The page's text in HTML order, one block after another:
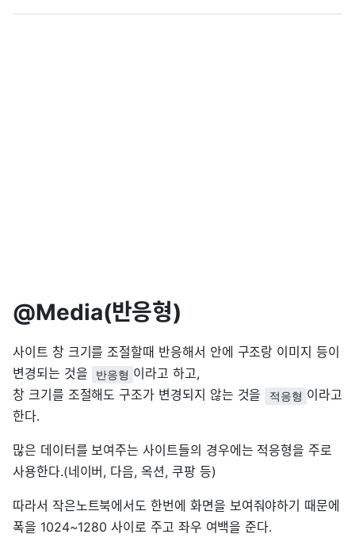
@Media(반응형)
사이트 창 크기를 조절할때 반응해서 안에 구조랑 이미지 등이
변경되는 것을
반응형 이라고 하고,
창 크기를 조절해도 구조가 변경되지 않는 것을
적응형 이라고
한다.
많은 데이터를 보여주는 사이트들의 경우에는 적응형을 주로
사용한다.(네이버, 다음, 옥션, 쿠팡 등)
따라서 작은노트북에서도 한번에 화면을 보여줘야하기 때문에
폭을 1024~1280 사이로 주고 좌우 여백을 준다.